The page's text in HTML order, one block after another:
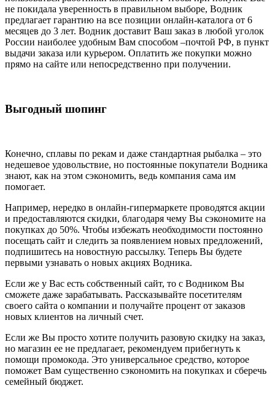
не покидала уверенность в правильном выборе, Водник
предлагает гарантию на все позиции онлайн-каталога от 6
месяцев до 3 лет. Водник доставит Ваш заказ в любой уголок
России наиболее удобным Вам способом –почтой РФ, в пункт
выдачи заказа или курьером. Оплатить же покупки можно
прямо на сайте или непосредственно при получении.
Выгодный шопинг
Конечно, сплавы по рекам и даже стандартная рыбалка – это
недешевое удовольствие, но постоянные покупатели Водника
знают, как на этом сэкономить, ведь компания сама им
помогает.
Например, нередко в онлайн-гипермаркете проводятся акции
и предоставляются скидки, благодаря чему Вы сэкономите на
покупках до 50%. Чтобы избежать необходимости постоянно
посещать сайт и следить за появлением новых предложений,
подпишитесь на новостную рассылку. Теперь Вы будете
первыми узнавать о новых акциях Водника.
Если же у Вас есть собственный сайт, то с Водником Вы
сможете даже зарабатывать. Рассказывайте посетителям
своего сайта о компании и получайте процент от заказов
новых клиентов на личный счет.
Если же Вы просто хотите получить разовую скидку на заказ,
но магазин ее не предлагает, рекомендуем прибегнуть к
помощи промокода. Это универсальное средство, которое
поможет Вам существенно сэкономить на покупках и сберечь
семейный бюджет.